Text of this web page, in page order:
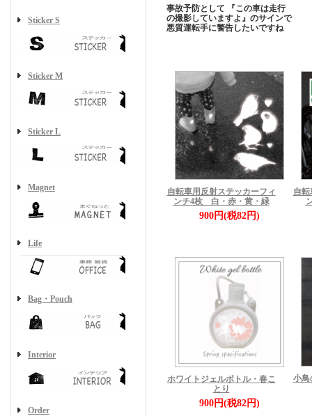
Sticker S
Sticker M
Sticker L
Magnet
Life
Bag・Pouch
Interior
Order
事故予防として 『この車は走行
の撮影していますよ』のサインで
悪質運転手に警告したいですね
自転車用反射ステッカーフィ
ンチ4枚 白・赤・黄・緑
900円(税82円)
自
ホワイトジェルボトル・春こ
とり
900円(税82円)
小鳥